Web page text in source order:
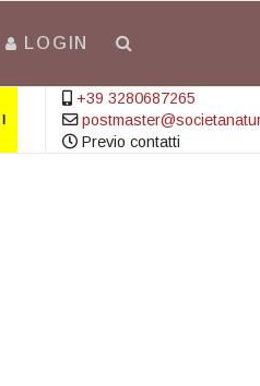
LOGIN
+39 3280687265
Previo contatti